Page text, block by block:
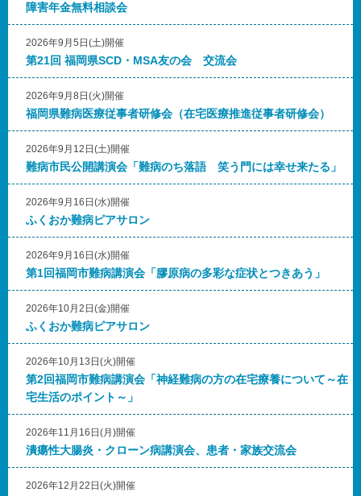
障害年金無料相談会
2026年9月5日(土)開催
第21回 福岡県SCD・MSA友の会 交流会
2026年9月8日(火)開催
福岡県難病医療従事者研修会（在宅医療推進従事者研修会）
2026年9月12日(土)開催
難病市民公開講演会「難病のち落語 笑う門には幸せ来たる」
2026年9月16日(水)開催
ふくおか難病ピアサロン
2026年9月16日(水)開催
第1回福岡市難病講演会「膠原病の多彩な症状とつきあう」
2026年10月2日(金)開催
ふくおか難病ピアサロン
2026年10月13日(火)開催
第2回福岡市難病講演会「神経難病の方の在宅療養について～在
宅生活のポイント～」
2026年11月16日(月)開催
潰瘍性大腸炎・クローン病講演会、患者・家族交流会
2026年12月22日(火)開催